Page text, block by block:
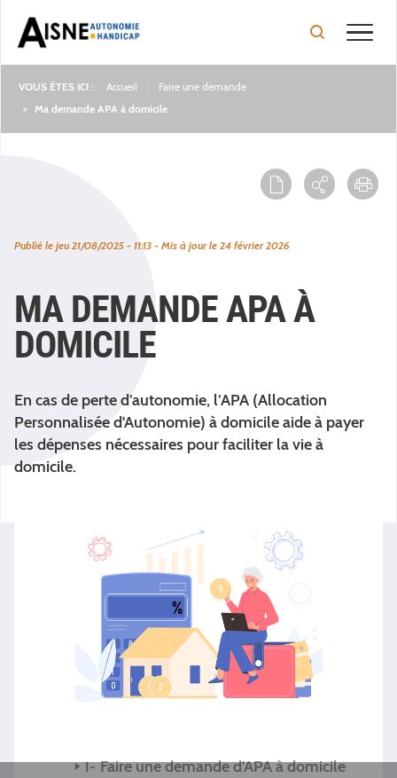
Fil
Accueil
Faire une demande
Ma demande APA à domicile
Publié le jeu 21/08/2025 - 11:13 - Mis à jour le 24 février 2026
MA DEMANDE APA À
DOMICILE
En cas de perte d’autonomie, l’APA (Allocation
Personnalisée d'Autonomie) à domicile aide à payer
les dépenses nécessaires pour faciliter la vie à
domicile.
Faire une demande d'APA à domicile